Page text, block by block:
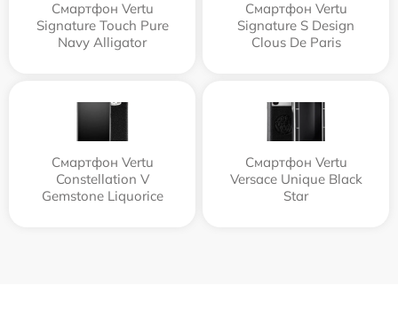
Смартфон Vertu
Signature Touch Pure
Navy Alligator
Смартфон Vertu
Signature S Design
Clous De Paris
Смартфон Vertu
Constellation V
Gemstone Liquorice
Смартфон Vertu
Versace Unique Black
Star